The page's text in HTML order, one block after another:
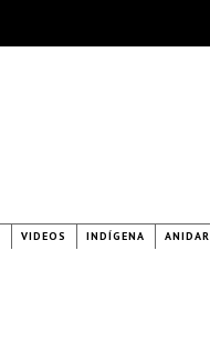
VIDEOS INDÍGENA ANIDAR